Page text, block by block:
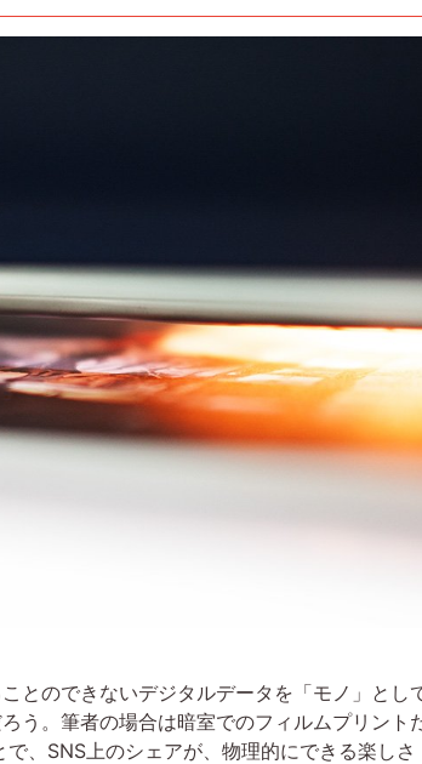
とのできないデジタルデータを「モノ」とし
う。筆者の場合は暗室でのフィルムプリント
、SNS上のシェアが、物理的にできる楽しさ